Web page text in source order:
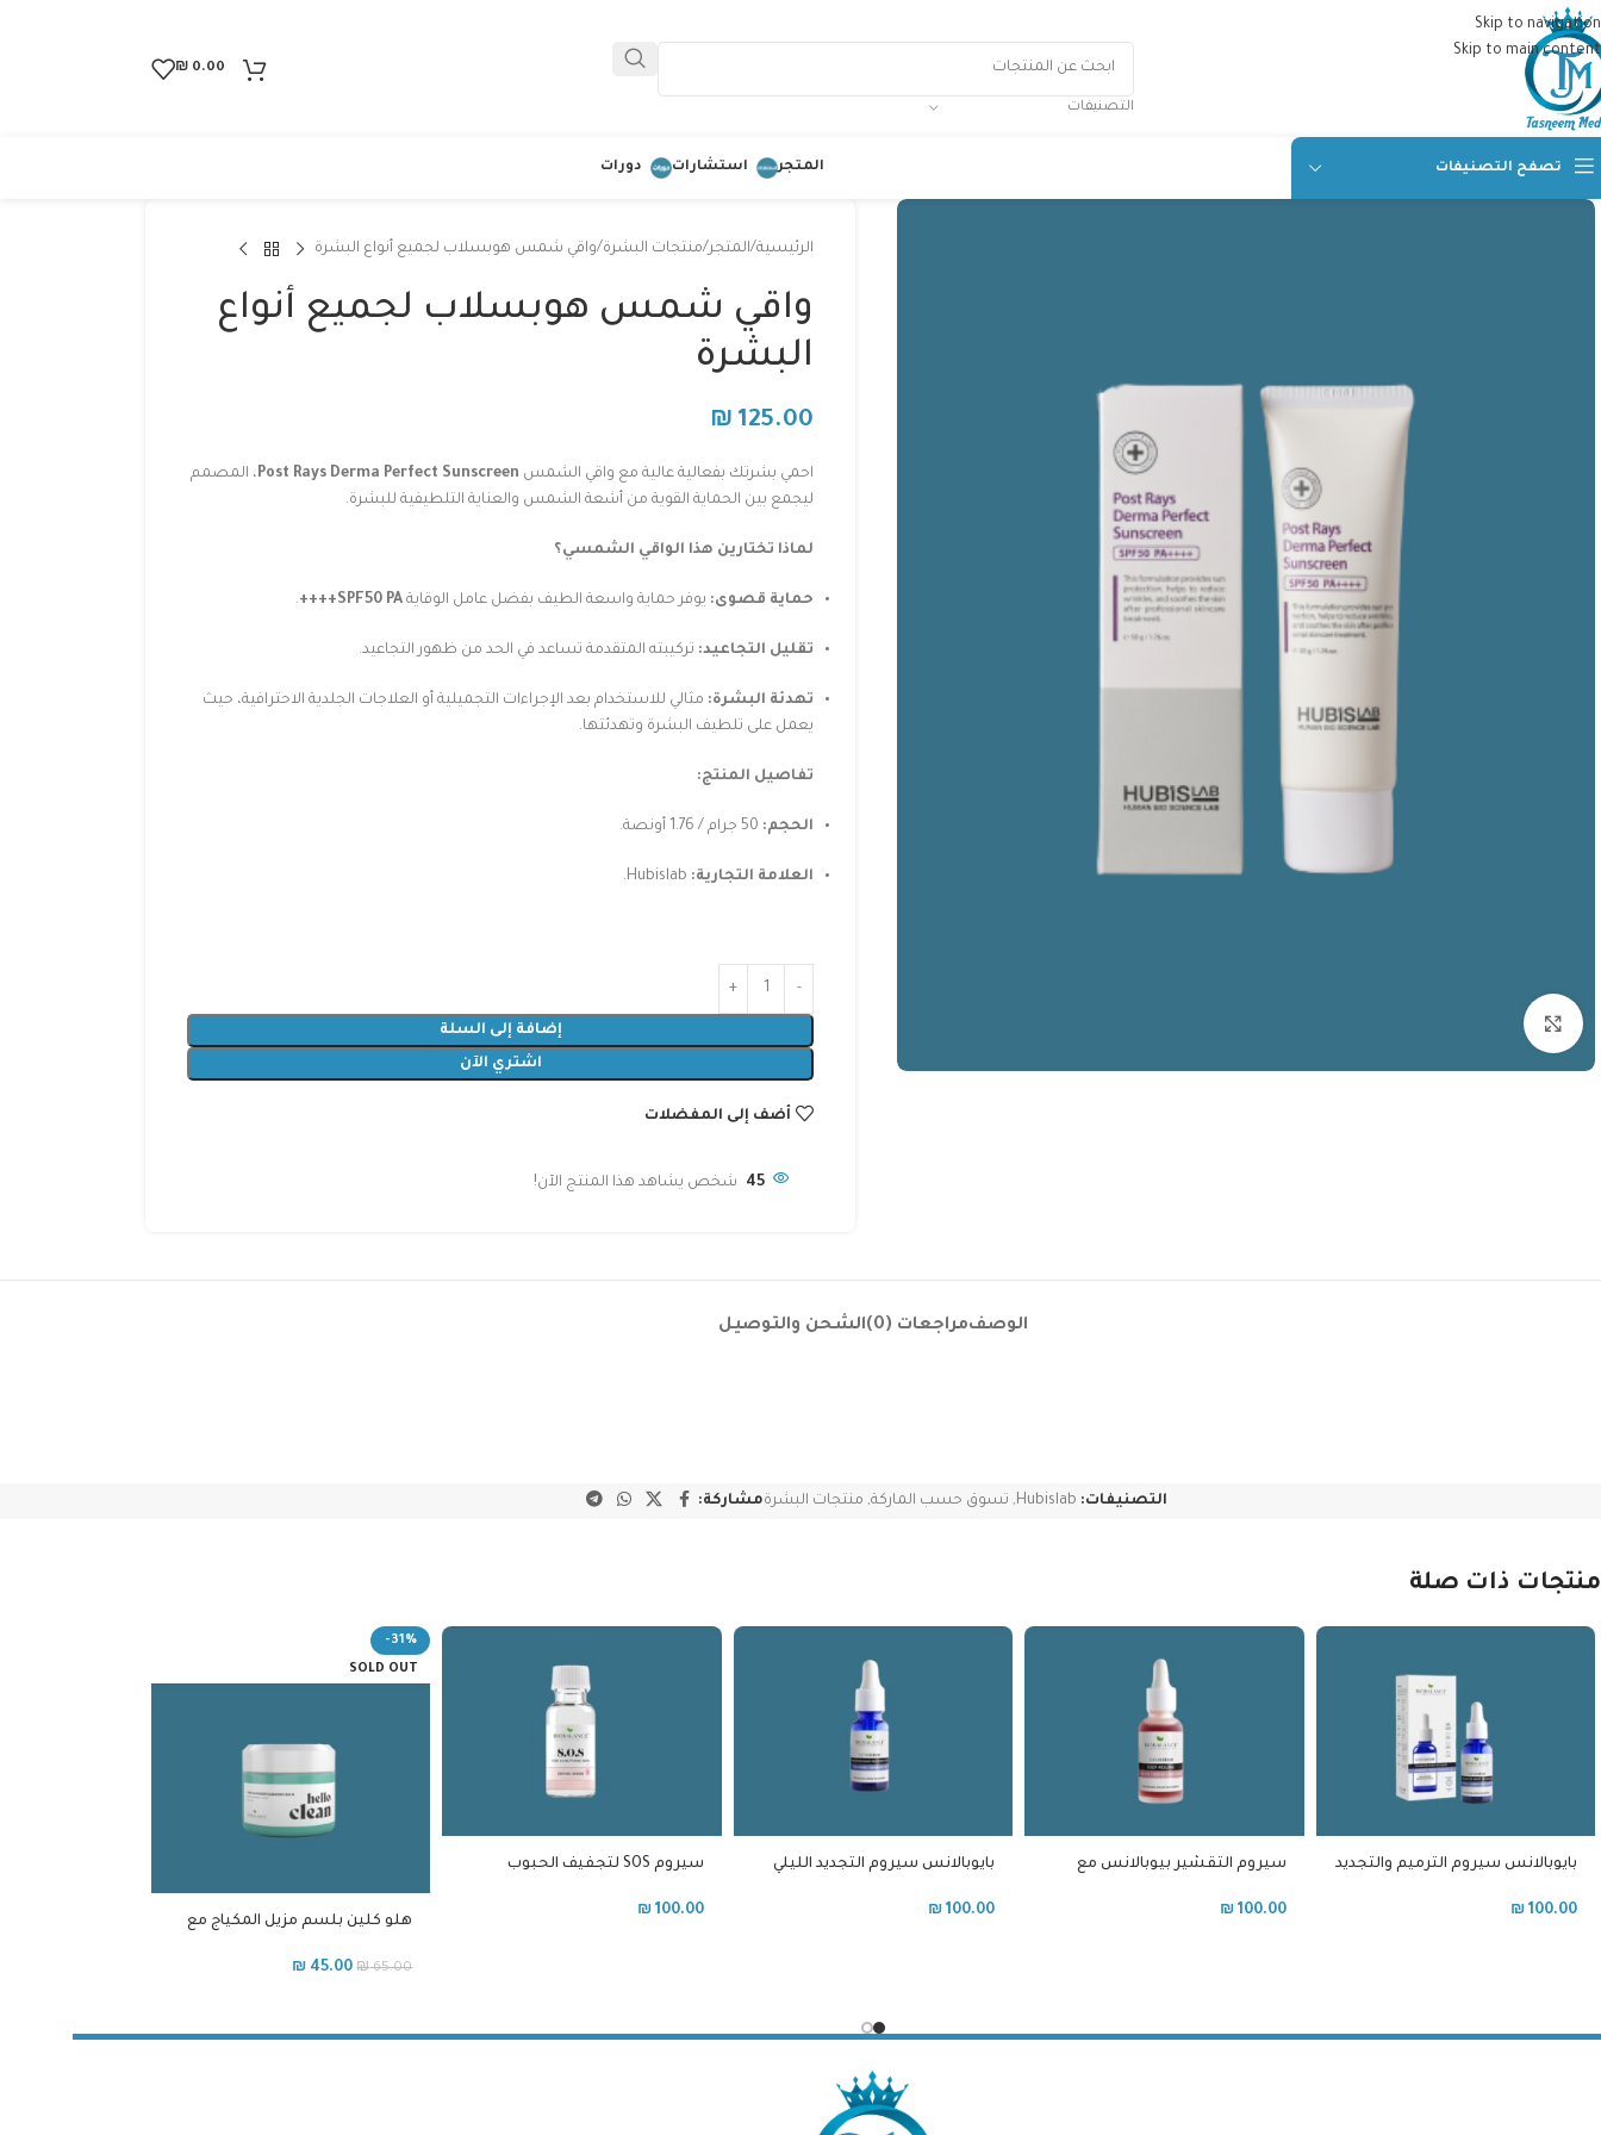
Skip to navigation
Skip to main content
التصنيفات
₪ 0.00
تصفح التصنيفات المتجر استشارات دورات
الرئيسية المتجر منتجات البشرة واقي شمس هوبسلاب لجميع أنواع البشرة
واقي شمس هوبسلاب لجميع أنواع
البشرة
₪ 125.00
احمي بشرتك بفعالية عالية مع واقي الشمس Post Rays Derma Perfect Sunscreen، المصمم
ليجمع بين الحماية القوية من أشعة الشمس والعناية التلطيفية للبشرة.
لماذا تختارين هذا الواقي الشمسي؟
حماية قصوى: يوفر حماية واسعة الطيف بفضل عامل الوقاية SPF50 PA++++
.
تقليل التجاعيد: تركيبته المتقدمة تساعد في الحد من ظهور التجاعيد.
تهدئة البشرة: مثالي للاستخدام بعد الإجراءات التجميلية أو العلاجات الجلدية الاحترافية، حيث
يعمل على تلطيف البشرة وتهدئتها.
تفاصيل المنتج:
الحجم:
العلامة التجارية:
إضافة إلى السلة
اشتري الآن
أضف إلى المفضلات
45 شخص يشاهد هذا المنتج الآن!
الوصفمراجعات (0) الشحن والتوصيل
التصنيفات: Hubislab
, تسوق حسب الماركة, منتجات البشرةمشاركة:
منتجات ذات صلة
بايوبالانس سيروم الترميم والتجديد
₪ 100.00
سيروم التقشير بيوبالانس مع
₪100.00
بايوبالانس سيروم التجديد الليلي
₪ 100.00
سيروم SOS لتجفيف الحبوب
₪100.00
-31%
SOLD OUT
هلو كلين بلسم مزيل المكياج مع
و المختلطة
₪65.00
₪ 45.00